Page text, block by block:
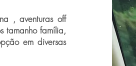
, aventuras off
tamanho família,
em diversas